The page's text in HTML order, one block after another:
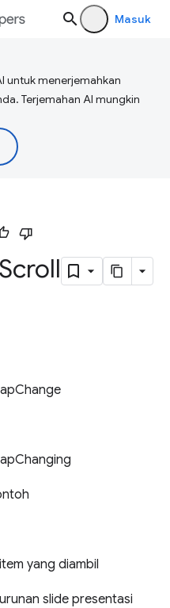
Masuk
untuk menerjemahkan
Terjemahan AI mungkin
yang diambil
slide presentasi